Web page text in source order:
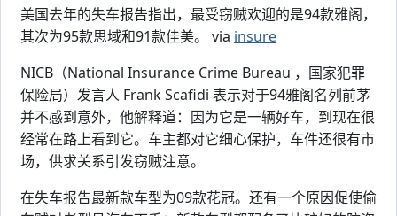
美国去年的失车报告指出，最受窃贼欢迎的是94款雅阁，
其次为95款思域和91款佳美。 via insure
NICB（National Insurance Crime Bureau ，国家犯罪
保险局）发言人 Frank Scafidi 表示对于94雅阁名列前茅
并不感到意外，他解释道：因为它是一辆好车，到现在很
经常在路上看到它。车主都对它细心保护，车件还很有市
场，供求关系引发窃贼注意。
在失车报告最新款车型为09款花冠。还有一个原因促使偷